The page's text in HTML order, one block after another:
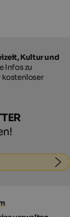
Kultur und
Infos zu
kostenloser